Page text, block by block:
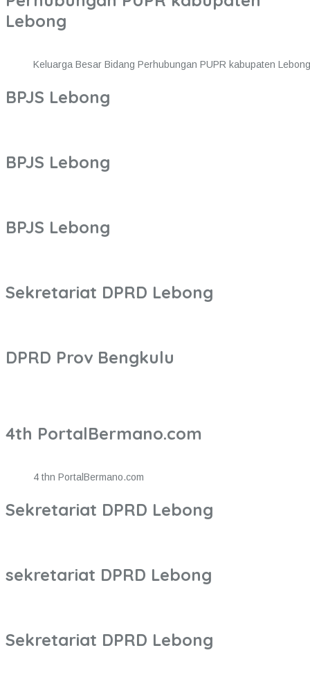
Lebong
Keluarga Besar Bidang Perhubungan PUPR kabupaten Lebong
BPJS Lebong
BPJS Lebong
BPJS Lebong
Sekretariat DPRD Lebong
DPRD Prov Bengkulu
4th PortalBermano.com
4 thn PortalBermano.com
Sekretariat DPRD Lebong
sekretariat DPRD Lebong
Sekretariat DPRD Lebong